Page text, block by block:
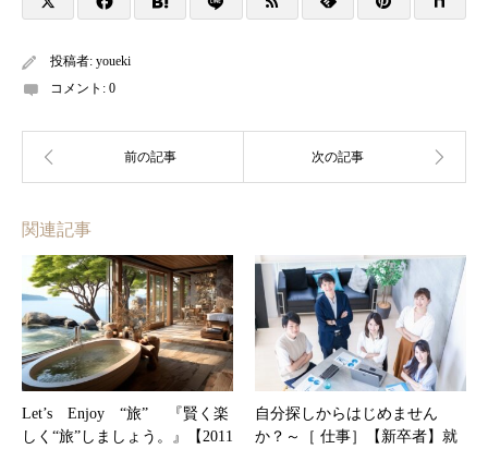
投稿者: youeki
コメント: 0
関連記事
Let’s Enjoy “旅” 『賢く楽
しく“旅”しましょう。』【2011
自分探しからはじめません
か？～［ 仕事］【新卒者】就